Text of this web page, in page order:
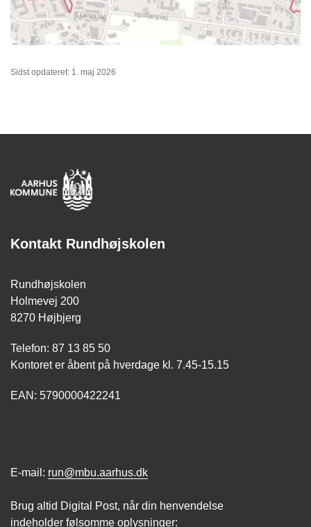
Sidst opdateret: 1. maj 2026
Kontakt Rundhøjskolen
Rundhøjskolen
Holmevej 200
8270 Højbjerg
Telefon: 87 13 85 50
Kontoret er åbent på hverdage kl. 7.45-15.15
EAN: 5790000422241
E-mail: run@mbu.aarhus.dk
Brug altid Digital Post, når din henvendelse
indeholder følsomme oplysninger: